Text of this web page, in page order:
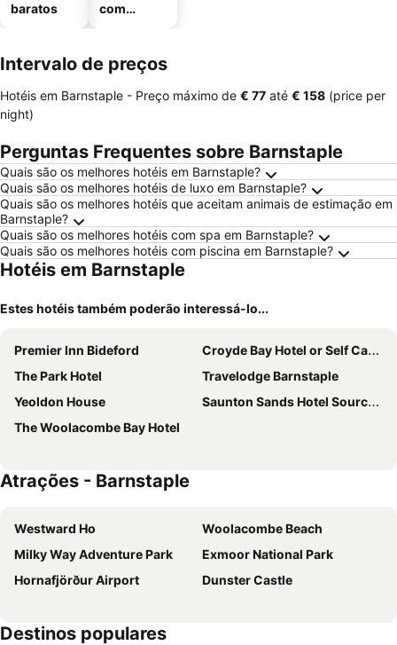
baratos
com
Intervalo de preços
Hotéis em Barnstaple - Preço máximo de ‎€ 77 até ‎€ 158 (price per
night)
Perguntas Frequentes sobre Barnstaple
Quais são os melhores hotéis em Barnstaple?
Quais são os melhores hotéis de luxo em Barnstaple?
Quais são os melhores hotéis que aceitam animais de estimação em
Barnstaple?
Quais são os melhores hotéis com spa em Barnstaple?
Quais são os melhores hotéis com piscina em Barnstaple?
Hotéis em Barnstaple
Estes hotéis também poderão interessá-lo...
Premier Inn Bideford
Croyde Bay Hotel or Self Catering
The Park Hotel
Travelodge Barnstaple
Yeoldon House
Saunton Sands Hotel Source Spa and Wellness
The Woolacombe Bay Hotel
Atrações - Barnstaple
Westward Ho
Woolacombe Beach
Milky Way Adventure Park
Exmoor National Park
Hornafjörður Airport
Dunster Castle
Destinos populares